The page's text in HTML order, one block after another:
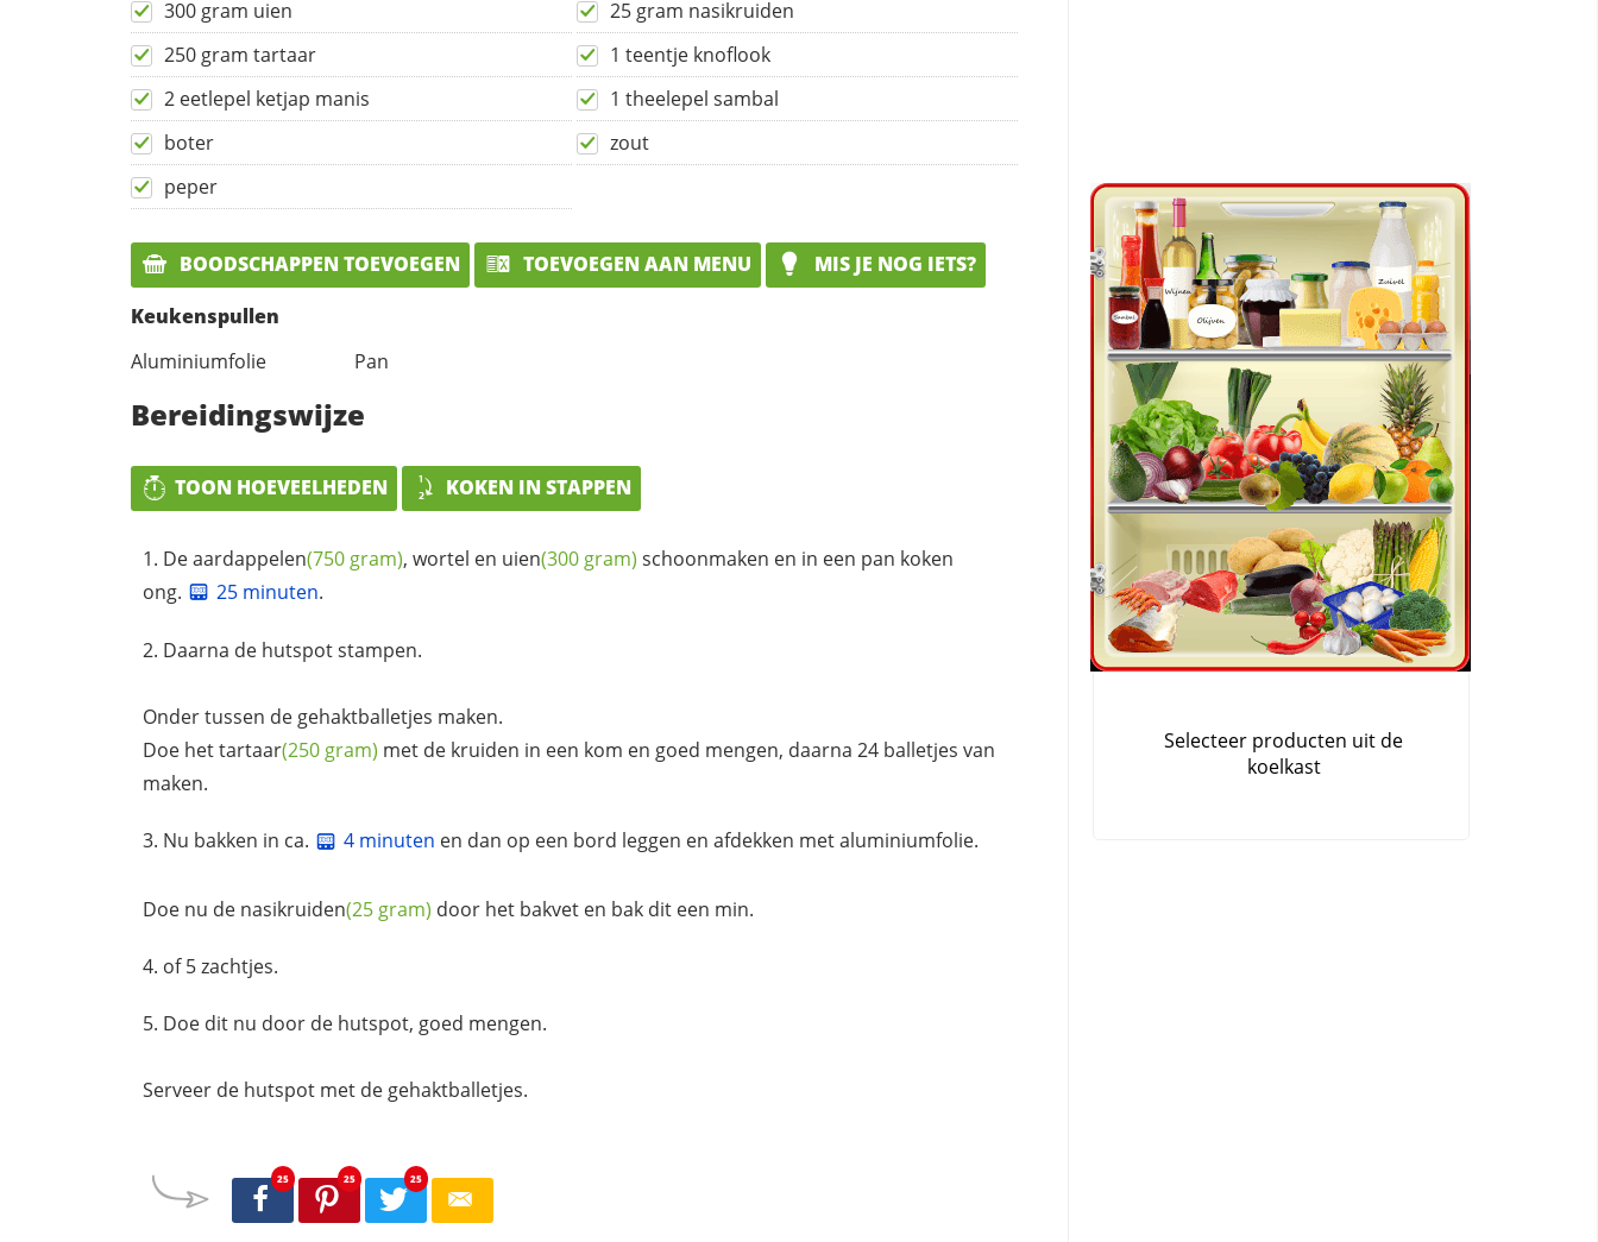
300 gram uien
25 gram nasikruiden
250 gram tartaar
1 teentje knoflook
2 eetlepel ketjap manis
1 theelepel sambal
boter
zout
peper
BOODSCHAPPEN TOEVOEGEN TOEVOEGEN AAN MENU
MIS JE NOG IETS?
Keukenspullen
Aluminiumfolie
Pan
Bereidingswijze
TOON HOEVEELHEDEN KOKEN IN STAPPEN
Deaardappelen(750 gram), wortel en uien(300 gram) schoonmaken en in een pan koken
ong.
25 minuten.
Daarna de hutspot stampen.
Onder tussen de gehaktballetjes maken.
Doe hettartaar(250 gram) met de kruiden in een kom en goed mengen, daarna 24 balletjes van
maken.
Nu bakken in ca. 4 minuten en dan op een bord leggen en afdekken met aluminiumfolie.
Doe nu de nasikruiden(25 gram) door het bakvet en bak dit een min.
of 5 zachtjes.
Doe dit nu door de hutspot, goed mengen.
Serveer de hutspot met de gehaktballetjes.
25 25 25